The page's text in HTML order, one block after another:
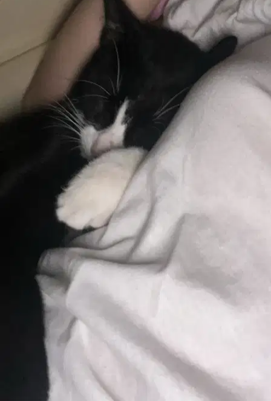
a 5,4 km di distanza
Andrea è stato un sitter eccezionale con il mio gatto. Fin dal primo
incontro si è dimostrato attento, affidabile e molto dolce. Mi ha
tenuto aggiornata con messaggi e foto, facendomi sentire sempre t